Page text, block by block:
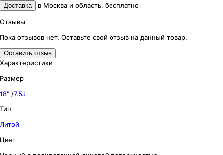
Доставка в Москва и область, бесплатно
Отзывы
Пока отзывов нет. Оставьте свой отзыв на данный товар.
Оставить отзыв
Характеристики
Размер
18″ /7.5J
Тип
Литой
Цвет